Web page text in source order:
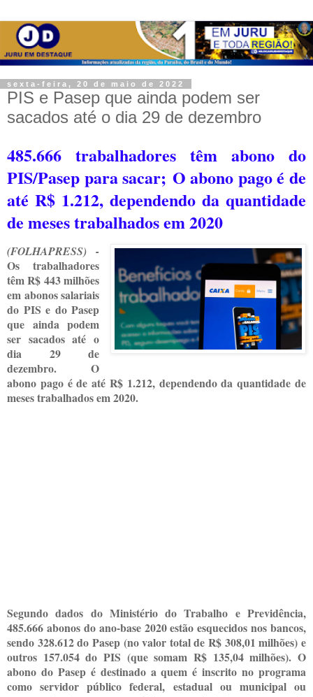
sexta-feira, 20 de maio de 2022
PIS e Pasep que ainda podem ser
sacados até o dia 29 de dezembro
485.666 trabalhadores têm abono do
PIS/Pasep para sacar; O abono pago é de
até R$ 1.212, dependendo da quantidade
de meses trabalhados em 2020
(FOLHAPRESS) -
Os trabalhadores
têm R$ 443 milhões
em abonos salariais
do PIS e do Pasep
que ainda podem
ser sacados até o
dia 29 de
dezembro. O
abono pago é de até R$ 1.212, dependendo da quantidade de
meses trabalhados em 2020.
Segundo dados do Ministério do Trabalho e Previdência,
485.666 abonos do ano-base 2020 estão esquecidos nos bancos,
sendo 328.612 do Pasep (no valor total de R$ 308,01 milhões) e
outros 157.054 do PIS (que somam R$ 135,04 milhões). O
abono do Pasep é destinado a quem é inscrito no programa
como servidor público federal, estadual ou municipal ou